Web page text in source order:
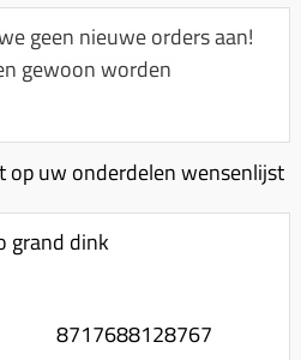
geen nieuwe orders aan!
gewoon worden
op uw onderdelen wensenlijst
grand dink
8717688128767